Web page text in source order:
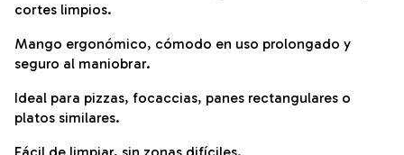
cortes limpios.
Mango ergonómico, cómodo en uso prolongado y
seguro al maniobrar.
Ideal para pizzas, focaccias, panes rectangulares o
platos similares.